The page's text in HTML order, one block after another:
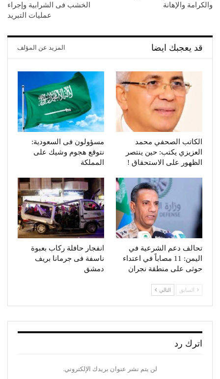
والكرامة والإهانة
الخشب فى الشرابية وإجراء
عمليات التبريد
قد يعجبك ايضا المزيد عن المؤلف
الكاتب الصحفي محمد
العزيزي يكتب: حين ينتصر
الظهور على الاستحقاق !
مسؤولون فى السعودية:
نتوقع هجوم وشيك على
المملكة
تحالف دعم الشرعية في
اليمن: 11 مصاباً في اعتداء
حوثى على منطقة نجران
انفجار حافلة ركاب بعبوة
ناسفة فى جرمانا بريف
دمشق
السابق التالي
اترك رد
لن يتم نشر عنوان بريدك الإلكتروني.